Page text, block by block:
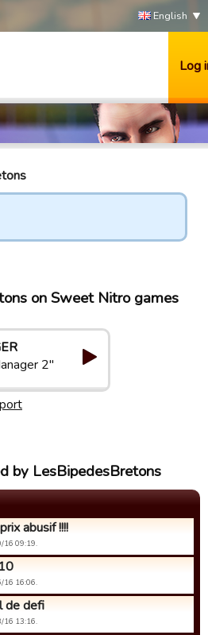
English
Log
on Sweet Nitro games
2"
by LesBipedesBretons
abusif !!!!
16 09:19.
16 16:06.
de defi
16 13:16.